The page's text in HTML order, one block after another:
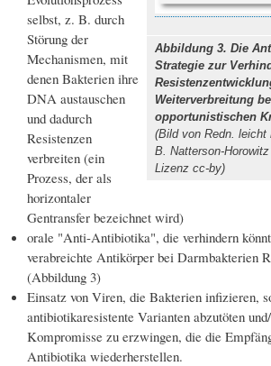
Abbildung 3. Die
Strategie zur
Weiterverbreitung
opportunistischen
(Bild von Redn. leicht
B. Natterson-
Lizenz cc-by)
selbst, z. B. durch
Störung der
Mechanismen, mit
denen Bakterien ihre
DNA austauschen
und dadurch
Resistenzen
verbreiten (ein
Prozess, der als
horizontaler
Gentransfer bezeichnet wird)
orale "Anti-Antibiotika", die verhindern
verabreichte Antikörper bei Darmbakterien
(Abbildung 3)
Einsatz von Viren, die Bakterien infizieren,
antibiotikaresistente Varianten abzutöten
Kompromisse zu erzwingen, die die
Antibiotika wiederherstellen.